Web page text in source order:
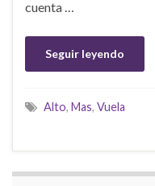
cuenta …
Seguir leyendo
Alto, Mas, Vuela